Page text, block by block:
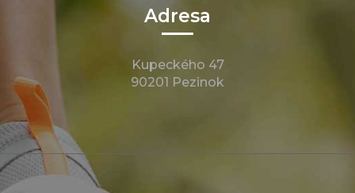
Adresa
Kupeckého 47
90201 Pezinok